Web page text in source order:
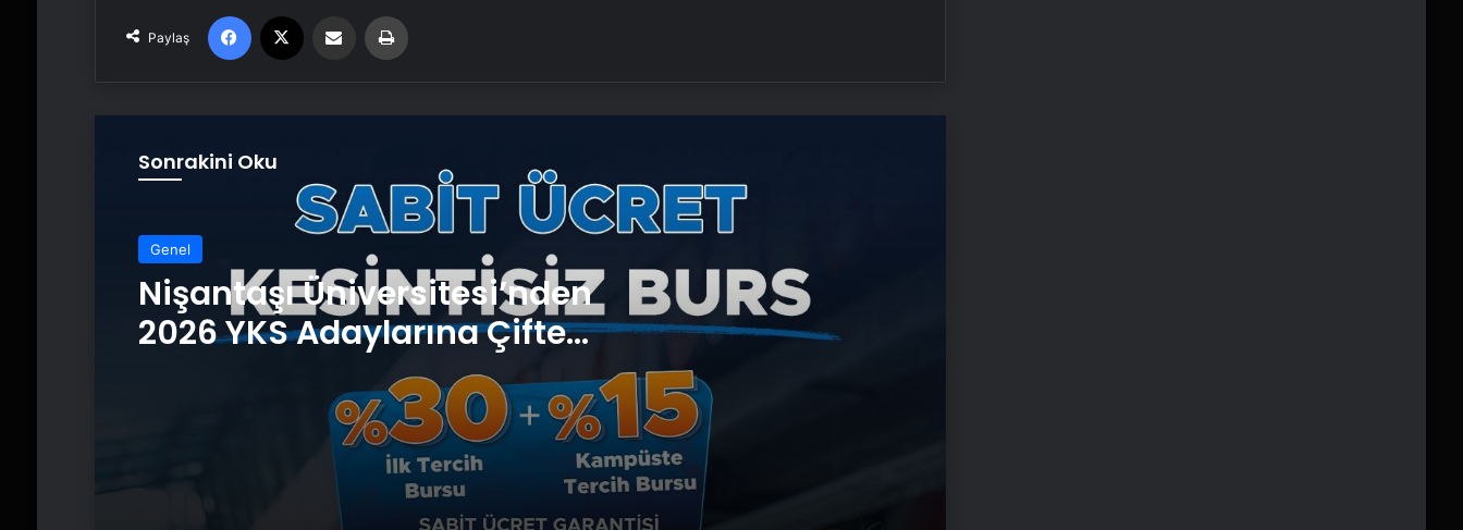
Paylaş
Facebook Email'den paylaş
Sonrakini Oku
Genel
Nişantaşı Üniversitesi’nden
2026 YKS Adaylarına Çifte
Güvence: Sabit Ücret ve
Kesintisiz Burs
Anahtarı: Rot Ayar Makinesi ve
Hassas Ölçüm Teknolojileri
Bigo Elmas Bayi – Güvenli, Hızlı ve
Uygun Fiyatlı Elmas Satın Almanın
Yeni Adresi
Datahost İle Güvenilir Sunucu
Hizmetleri
Evlilik Okulu Programı Tamamlandı